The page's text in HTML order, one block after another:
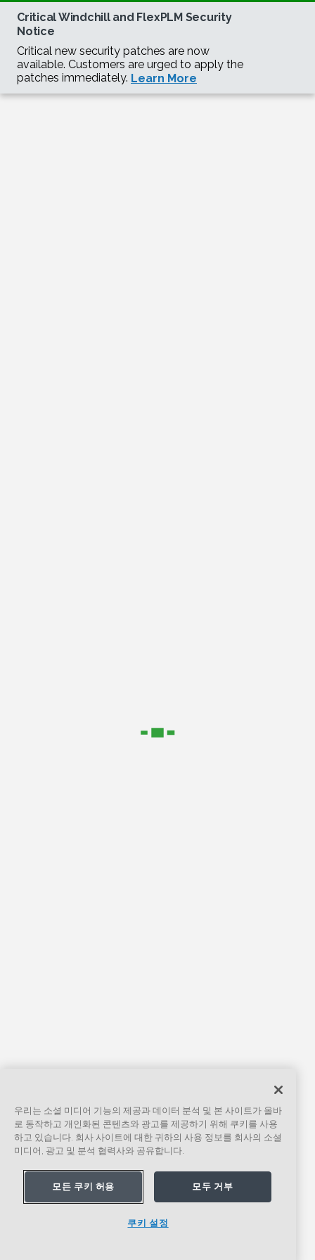
우리는 소셜 미디어 기능의 제공과 데이터 분석 및 본 사이트가 올바
로 동작하고 개인화된 콘텐츠와 광고를 제공하기 위해 쿠키를 사용
하고 있습니다. 회사 사이트에 대한 귀하의 사용 정보를 회사의 소셜
미디어, 광고 및 분석 협력사와 공유합니다.
모든 쿠키 허용 모두 거부
쿠키 설정